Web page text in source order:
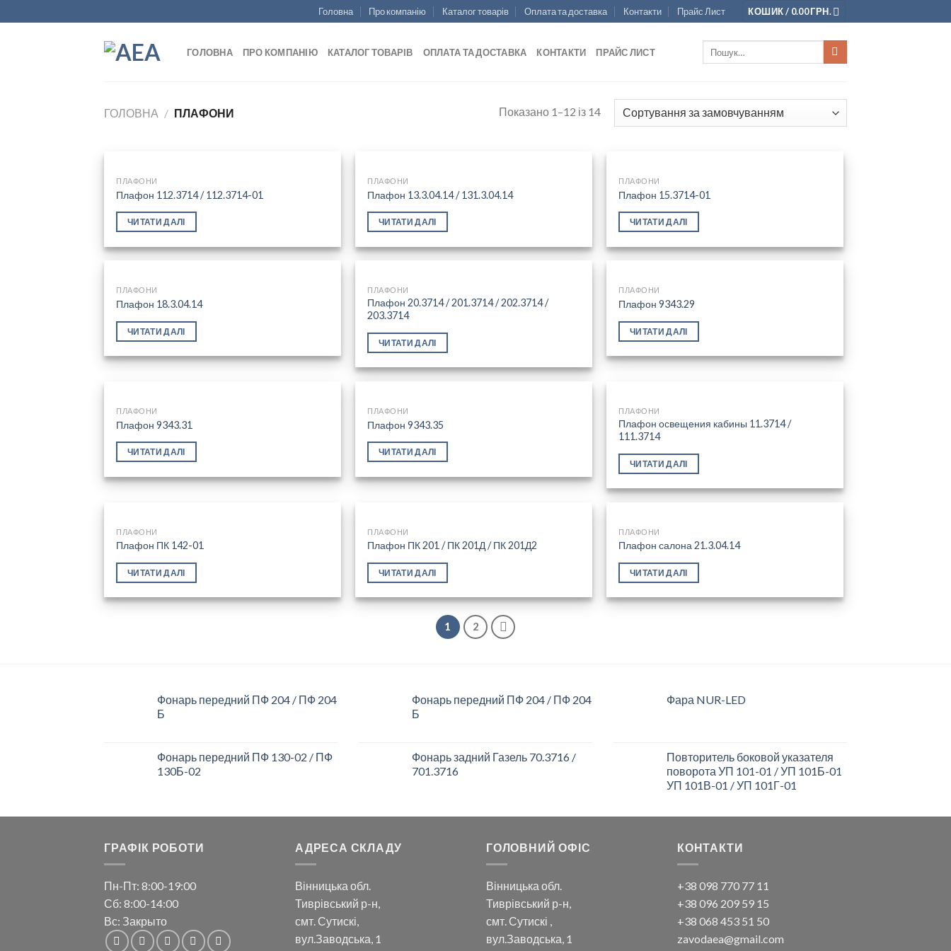
to
Головна Про компанію Каталог товарів Оплата та доставка Контакти Прайс Лист КОШИК / 0.00ГРН.
ГОЛОВНА ПРО КОМПАНІЮ КАТАЛОГ ТОВАРІВ ОПЛАТА ТА ДОСТАВКА КОНТАКТИ ПРАЙС ЛИСТ
ГОЛОВНА / ПЛАФОНИ Показано 1–12 із 14
ПЛАФОНИ
Плафон 112.3714 / 112.3714-01
ЧИТАТИ ДАЛІ
ПЛАФОНИ
Плафон 13.3.04.14 / 131.3.04.14
ЧИТАТИ ДАЛІ
ПЛАФОНИ
Плафон 15.3714-01
ЧИТАТИ ДАЛІ
ПЛАФОНИ
Плафон 18.3.04.14
ЧИТАТИ ДАЛІ
ПЛАФОНИ
Плафон 20.3714 / 201.3714 / 202.3714 /
203.3714
ЧИТАТИ ДАЛІ
ПЛАФОНИ
Плафон 9343.29
ЧИТАТИ ДАЛІ
ПЛАФОНИ
Плафон 9343.31
ЧИТАТИ ДАЛІ
ПЛАФОНИ
Плафон 9343.35
ЧИТАТИ ДАЛІ
ПЛАФОНИ
Плафон освещения кабины 11.3714 /
111.3714
ЧИТАТИ ДАЛІ
ПЛАФОНИ
Плафон ПК 142-01
ЧИТАТИ ДАЛІ
ПЛАФОНИ
Плафон ПК 201 / ПК 201Д / ПК 201Д2
ЧИТАТИ ДАЛІ
ПЛАФОНИ
Плафон салона 21.3.04.14
ЧИТАТИ ДАЛІ
1 2
Фонарь передний ПФ 204 / ПФ 204
Б
Фонарь передний ПФ 130-02 / ПФ
130Б-02
Фонарь передний ПФ 204 / ПФ 204
Б
Фонарь задний Газель 70.3716 /
701.3716
Фара NUR-LED
Повторитель боковой указателя
поворота УП 101-01 / УП 101Б-01
УП 101В-01 / УП 101Г-01
ГРАФІК РОБОТИ
Пн-Пт: 8:00-19:00
Сб: 8:00-14:00
Вс: Закрыто
АДРЕСА СКЛАДУ
Вінницька обл.
Тиврівський р-н,
смт. Сутискі,
вул.Заводська, 1
ГОЛОВНИЙ ОФІС
Вінницька обл.
Тиврівський р-н,
смт. Сутискі ,
вул.Заводська, 1
КОНТАКТИ
+38 098 770 77 11
+38 096 209 59 15
+38 068 453 51 50
zavodaea@gmail.com